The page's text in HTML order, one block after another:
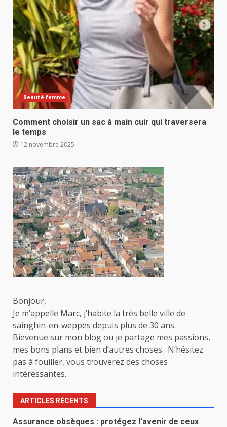
Beauté femme
Comment choisir un sac à main cuir qui traversera
le temps
12 novembre 2025
Bonjour,
Je m’appelle Marc, j’habite la très belle ville de
sainghin-en-weppes depuis plus de 30 ans.
Bievenue sur mon blog ou je partage mes passions,
mes bons plans et bien d’autres choses. N’hésitez
pas à fouiller, vous trouverez des choses
intéressantes.
ARTICLES RÉCENTS
Assurance obsèques : protégez l’avenir de ceux